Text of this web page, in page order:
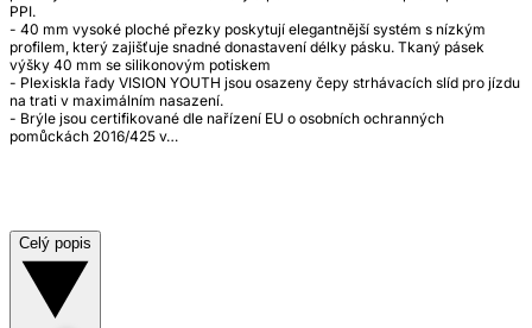
PPI.
- 40 mm vysoké ploché přezky poskytují elegantnější systém s nízkým
profilem, který zajišťuje snadné donastavení délky pásku. Tkaný pásek
výšky 40 mm se silikonovým potiskem
- Plexiskla řady VISION YOUTH jsou osazeny čepy strhávacích slíd pro jízdu
na trati v maximálním nasazení.
- Brýle jsou certifikované dle nařízení EU o osobních ochranných
pomůckách 2016/425 v…
Celý popis